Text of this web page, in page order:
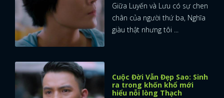
Giữa Luyến và Lưu có sự chen
chân của người thứ ba, Nghĩa
giàu thật nhưng tôi ...
Cuộc Đời Vẫn Đẹp Sao: Sinh
ra trong khốn khổ mới
hiểu nỗi lòng Thạch